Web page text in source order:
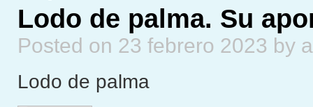
Lodo de palma. Su
Posted on 23 febrero 2023 by
Lodo de palma